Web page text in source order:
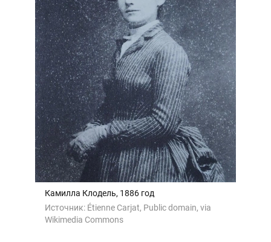
Камилла Клодель, 1886 год
Источник: Étienne Carjat, Public domain, via
Wikimedia Commons